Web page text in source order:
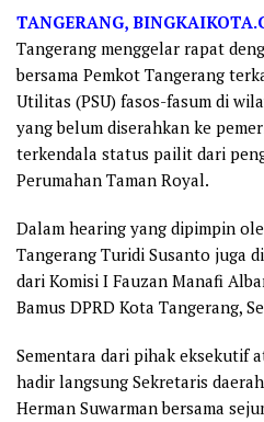
TANGERANG,
Tangerang menggelar rapat
bersama Pemkot Tangerang
Utilitas (PSU) fasos-fasum di
yang belum diserahkan ke
terkendala status pailit dari
Perumahan Taman Royal.
Dalam hearing yang dipimpin
Tangerang Turidi Susanto juga
dari Komisi I Fauzan Manafi
Bamus DPRD Kota Tangerang,
Sementara dari pihak eksekutif
hadir langsung Sekretaris
Herman Suwarman bersama